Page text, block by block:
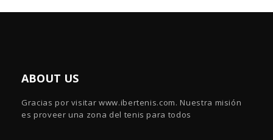
ABOUT US
Gracias por visitar www.ibertenis.com. Nuestra misión
es proveer una zona del tenis para todos